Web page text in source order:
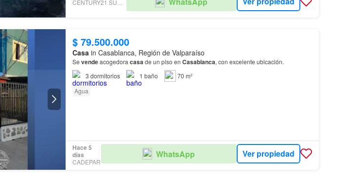
CENTURY21 SUNSET CL
$ 79.500.000
Casa in Casablanca, Región de Valparaíso
Se vendeacogedora casade un piso en Casablanca, con excelente ubicación.
3 dormitorios 1 baño
70 m²
Agua
Hace 5
días
CADEPAR
WhatsApp Ver propiedad